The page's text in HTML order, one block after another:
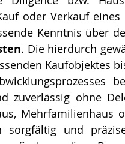
oder Verkauf eines
Kenntnis über
. Die hierdurch
Kaufobjektes
zuverlässig ohne
Mehr­fa­mi­li­en­haus
sorgfältig und